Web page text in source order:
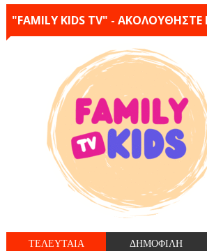
"FAMILY KIDS TV" -
ΤΕΛΕΥΤΑΙΑ ΔΗΜΟΦΙΛΗ